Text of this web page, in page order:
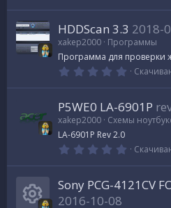
0
0
з
в
е
з
д
HDDScan 3.3 2018-
xakep2000 Программы
Программа для проверки
0
0
0
з
в
д
P5WE0 LA-6901P
xakep2000 Схемы
LA-6901P Rev 2.0
0
0
0
з
Sony PCG-4121CV
2016-10-08